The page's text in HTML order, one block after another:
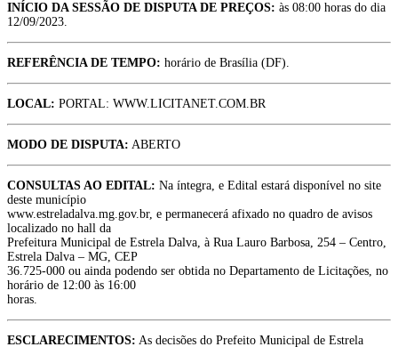
INÍCIO DA SESSÃO DE DISPUTA DE PREÇOS: às 08:00 horas do dia
12/09/2023.
REFERÊNCIA DE TEMPO: horário de Brasília (DF).
LOCAL: PORTAL: WWW.LICITANET.COM.BR
MODO DE DISPUTA: ABERTO
CONSULTAS AO EDITAL: Na íntegra, e Edital estará disponível no site
deste município
www.estreladalva.mg.gov.br, e permanecerá afixado no quadro de avisos
localizado no hall da
Prefeitura Municipal de Estrela Dalva, à Rua Lauro Barbosa, 254 – Centro,
Estrela Dalva – MG, CEP
36.725-000 ou ainda podendo ser obtida no Departamento de Licitações, no
horário de 12:00 às 16:00
horas.
ESCLARECIMENTOS: As decisões do Prefeito Municipal de Estrela